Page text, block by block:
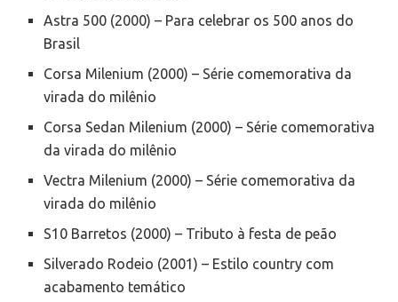
Astra 500 (2000) – Para celebrar os 500 anos do
Brasil
Corsa Milenium (2000) – Série comemorativa da
virada do milênio
Corsa Sedan Milenium (2000) – Série comemorativa
da virada do milênio
Vectra Milenium (2000) – Série comemorativa da
virada do milênio
S10 Barretos (2000) – Tributo à festa de peão
Silverado Rodeio (2001) – Estilo country com
acabamento temático